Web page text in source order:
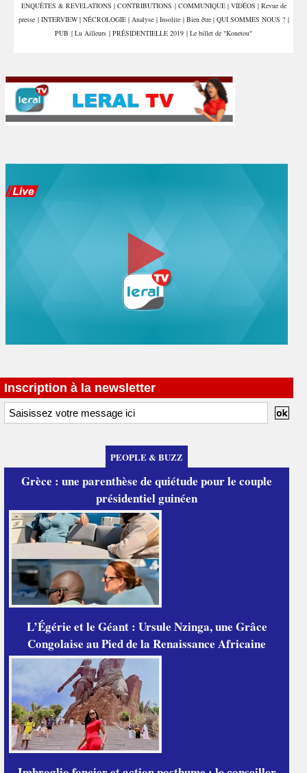
ENQUÊTES & REVELATIONS | CONTRIBUTIONS | COMMUNIQUE | VIDÉOS | Revue de
presse | INTERVIEW | NÉCROLOGIE | Analyse | Insolite | Bien être | QUI SOMMES NOUS ? |
PUB | Lu Ailleurs | PRÉSIDENTIELLE 2019 | Le billet de "Konetou"
Inscription à la newsletter
PEOPLE & BUZZ
Grèce : une parenthèse de quiétude pour le couple
présidentiel guinéen
L’Égérie et le Géant : Ursule Nzinga, une Grâce
Congolaise au Pied de la Renaissance Africaine